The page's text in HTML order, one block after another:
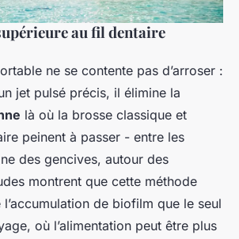
au fil dentaire
ne se contente pas d’arroser :
jet pulsé précis, il élimine la
là où la brosse classique et
peinent à passer - entre les
des gencives, autour des
montrent que cette méthode
de biofilm que le seul
où l’alimentation peut être plus